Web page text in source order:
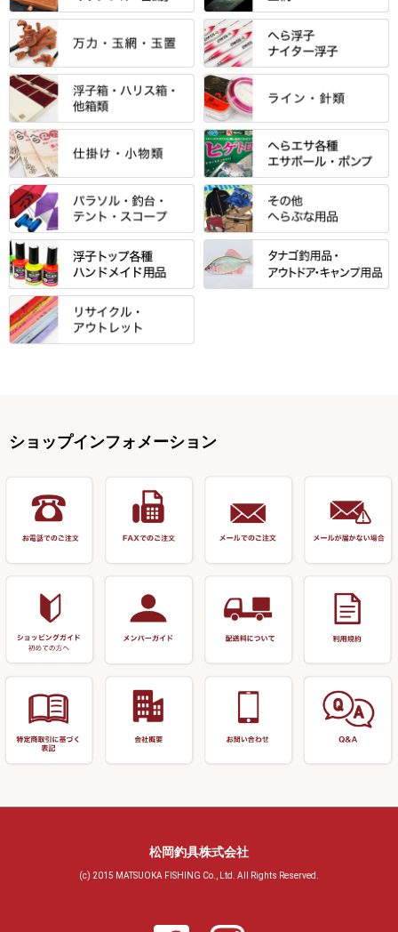
「雅（みやび）」シリーズ・エ
ントＰＬＵＳシリーズ
エントラント・ＳＰＷシリーズ
スモールクロコダイルシリーズ
エクセーヌ・スエードシリーズ
バッグ・小物ケース・ワッペン
クッション・シート・スカー
ト・エプロン
保護ケース
アクリルシリーズ・アクセサリ
すべて
「至高」シリーズ
万力付お膳
クワセ皿・コブ皿・角皿
浮子筒・浮子箱・ハリス箱・玉
ノ柄スタンド
小物箱・うどん箱・うどん皿
ハサミケース
カウンター
針外し・糸ほどき
すべて
シマノ
ダイワ
がまかつ
サクラ・NISSIN・合成竿・他
光竹作 カーボン竿掛・玉ノ柄
匠絆・かちどき・旋（めぐ
る）・千望・千尋・悠月・その
他
すべて
当店オリジナル「勝俊」作
光竹 製品
松村作（万力）
松村作（先受・その他）
万久作
岐山 製品
逍遥（しょうよう）
玉網（高級品）
替網・仕付糸
玉置（高級品）
万力付お膳・うどん皿
先受・メスネジ・その他
すべて
忠相・一志
昴 ・TOMO
りきや ・ 大祐
心也・士天・狂鬼
伊吹 ・ SATTO
KEN∑HI【ケンシ】
すべて
金鯱 シリーズ
浮子箱
浮子立て・浮子筒
ハリスケース
仕掛箱・小物箱
ハリスメジャー系
すべて
東レ・ラーヂ
サンライン ・ ダン
鬼掛・MARUTO
すべて
ウキ止めストッパー・糸・チュ
ーブ
ウキゴム 遊動式
松葉仕掛用
底取りアイテム
ハサミ
すべて
マルキュー 麩系
マルキュー その他
ポンプ絞り器・ポンプ類
すべて
パラソル
テント
リーズ
釣台 釣宝・その他
すべて
バック＆ロッドケース
偏光サングラス
小物ケース・保護ケース
防寒コーナー
すべて
浮子用素材
塗料用 筆
装飾品
リサイクル 竹竿（～19,999円）
リサイクル 竹竿（深山）
リサイクル 浮子
リサイクル 玉網・玉置・フラ
リサイクル 浮子箱・浮子筒・
アウトレット商品
ショップインフォメーション
松岡釣具株式会社
(c) 2015 MATSUOKA FISHING Co., Ltd. All Rights Reserved.